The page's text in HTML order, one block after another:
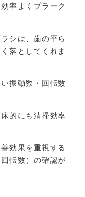
率よくプラーク
シは、歯の平ら
落としてくれま
振動数・回転数
的にも清掃効率
効果を重視する
転数）の確認が